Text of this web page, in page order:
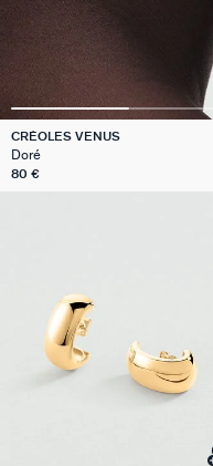
CRÉOLES VENUS
Doré
80 €